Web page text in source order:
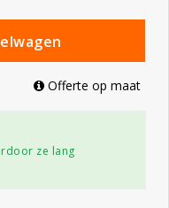
Offerte op maat
ze lang